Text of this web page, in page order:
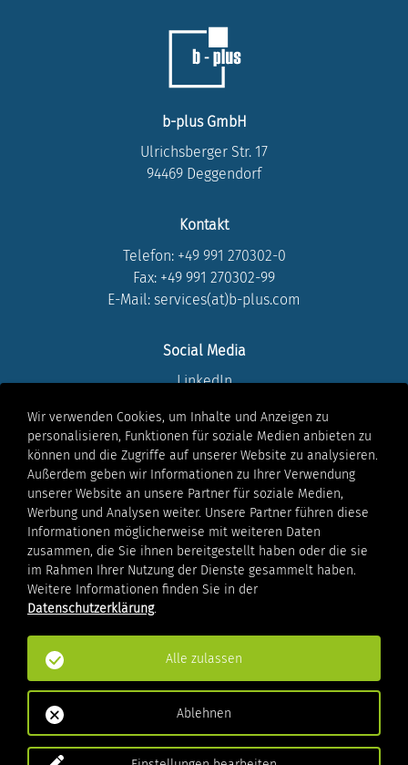
b-plus GmbH
Ulrichsberger Str. 17
94469 Deggendorf
Kontakt
Telefon: +49 991 270302-0
Fax: +49 991 270302-99
E-Mail: services(at)b-plus.com
Social Media
LinkedIn
Youtube
Facebook
Xing
Rechtliches
Impressum
Datenschutzhinweis
Unser
Hinweisgeberschutzsystem
Nutzungsbedingungen
AGB
Cookies
Wir verwenden Cookies, um Inhalte und Anzeigen zu
personalisieren, Funktionen für soziale Medien anbieten zu
können und die Zugriffe auf unserer Website zu analysieren.
Außerdem geben wir Informationen zu Ihrer Verwendung
unserer Website an unsere Partner für soziale Medien,
Werbung und Analysen weiter. Unsere Partner führen diese
Informationen möglicherweise mit weiteren Daten
zusammen, die Sie ihnen bereitgestellt haben oder die sie
im Rahmen Ihrer Nutzung der Dienste gesammelt haben.
Weitere Informationen finden Sie in der
Datenschutzerklärung.
Ablehnen
Alle zulassen